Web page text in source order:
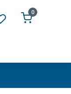
0